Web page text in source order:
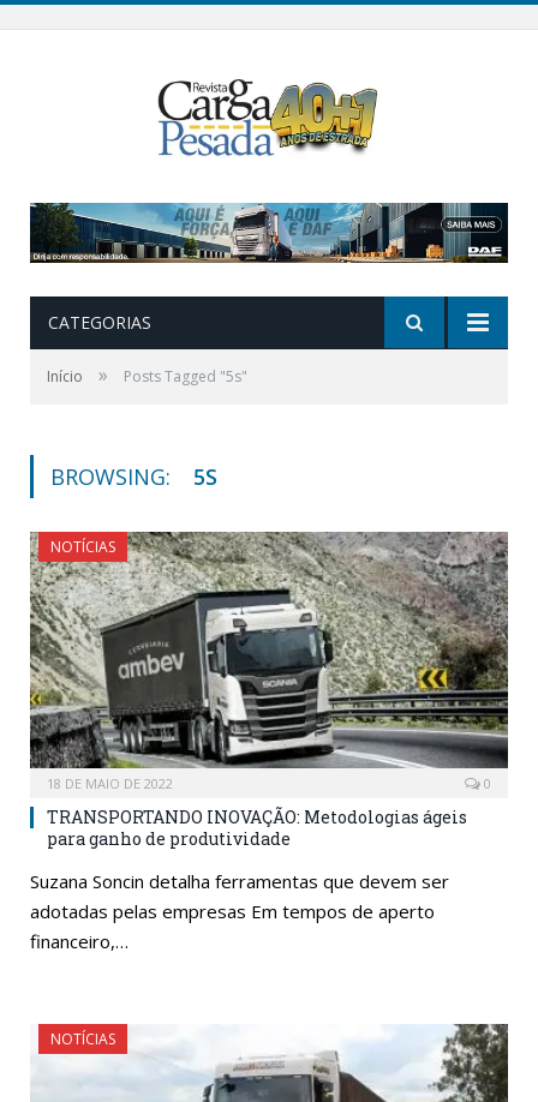
CATEGORIAS
Início » Posts Tagged "5s"
BROWSING: 5S
NOTÍCIAS
18 DE MAIO DE 2022 0
TRANSPORTANDO INOVAÇÃO: Metodologias ágeis
para ganho de produtividade
Suzana Soncin detalha ferramentas que devem ser
adotadas pelas empresas Em tempos de aperto
financeiro,…
NOTÍCIAS